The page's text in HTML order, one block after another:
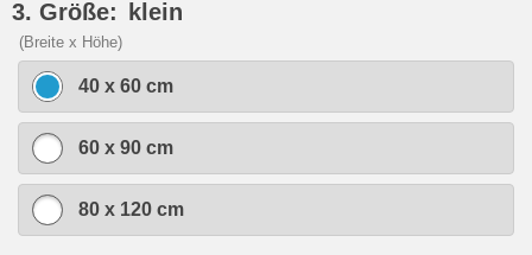
3. Größe: klein
(Breite x Höhe)
40 x 60 cm
60 x 90 cm
80 x 120 cm